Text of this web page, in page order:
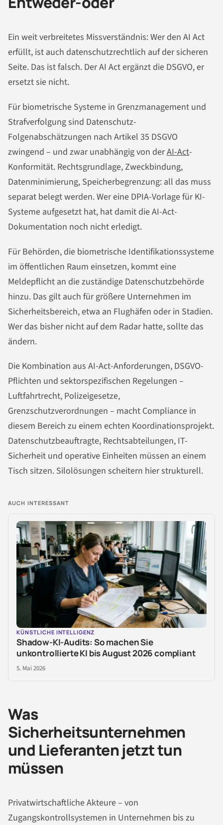
Ein weit verbreitetes Missverständnis: Wer den AI Act
erfüllt, ist auch datenschutzrechtlich auf der sicheren
Seite. Das ist falsch. Der AI Act ergänzt die DSGVO, er
ersetzt sie nicht.
Für biometrische Systeme in Grenzmanagement und
Strafverfolgung sind Datenschutz-
Folgenabschätzungen nach Artikel 35 DSGVO
zwingend – und zwar unabhängig von derAI-Act-
Konformität. Rechtsgrundlage, Zweckbindung,
Datenminimierung, Speicherbegrenzung: all das muss
separat belegt werden. Wer eine DPIA-Vorlage für KI-
Systeme aufgesetzt hat, hat damit die AI-Act-
Dokumentation noch nicht erledigt.
Für Behörden, die biometrische Identifikationssysteme
im öffentlichen Raum einsetzen, kommt eine
Meldepflicht an die zuständige Datenschutzbehörde
hinzu. Das gilt auch für größere Unternehmen im
Sicherheitsbereich, etwa an Flughäfen oder in Stadien.
Wer das bisher nicht auf dem Radar hatte, sollte das
ändern.
Die Kombination aus AI-Act-Anforderungen, DSGVO-
Pflichten und sektorspezifischen Regelungen –
Luftfahrtrecht, Polizeigesetze,
Grenzschutzverordnungen – macht Compliance in
diesem Bereich zu einem echten Koordinationsprojekt.
Datenschutzbeauftragte, Rechtsabteilungen, IT-
Sicherheit und operative Einheiten müssen an einem
Tisch sitzen. Silolösungen scheitern hier strukturell.
AUCH INTERESSANT
KÜNSTLICHE INTELLIGENZ
Shadow-KI-Audits: So machen Sie
unkontrollierte KI bis August 2026 compliant
5. Mai 2026
Was
Sicherheitsunternehmen
und Lieferanten jetzt tun
müssen
Privatwirtschaftliche Akteure – von
Zugangskontrollsystemen in Unternehmen bis zu